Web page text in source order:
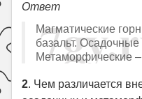
Ответ
Магматические
базальт.
Метаморфические
2. Чем различается